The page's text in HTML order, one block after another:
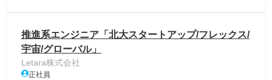
推進系エンジニア「北大スタートアップ/フレックス/
宇宙/グローバル」
Letara株式会社
正社員